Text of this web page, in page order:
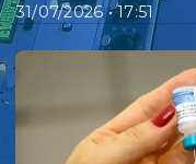
31/07/2026 • 17:51